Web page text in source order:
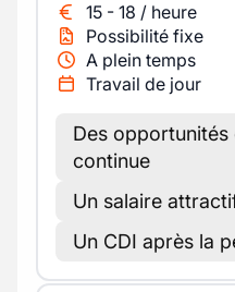
15 - 18 / heure
Possibilité fixe
A plein temps
Travail de jour
Des
continue
Un salaire
Un CDI après la